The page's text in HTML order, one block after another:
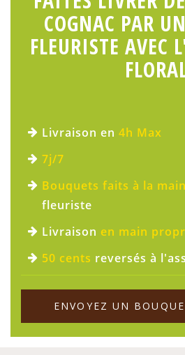
COGNAC PAR
FLEURISTE AVEC
Livraison en 4h Max
7j/7
Bouquets faits à la main
fleuriste
Livraison en main
50 cents reversés à
ENVOYEZ UN